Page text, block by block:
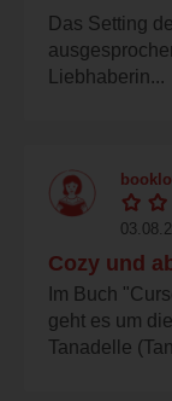
Das Setting
Liebhaberin...
Cozy und
Im Buch
geht es um
Tanadelle